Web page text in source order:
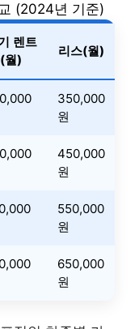
(2024년 기준)
렌트
(월)
리스(월)
350,000
원
450,000
원
550,000
원
650,000
원